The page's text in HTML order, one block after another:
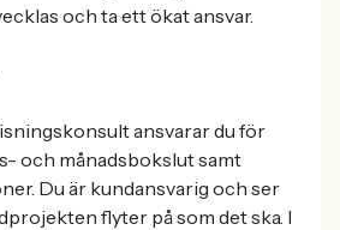
och ta ett ökat ansvar.
ansvarar du för
och månadsbokslut samt
Du är kundansvarig och ser
flyter på som det ska. I